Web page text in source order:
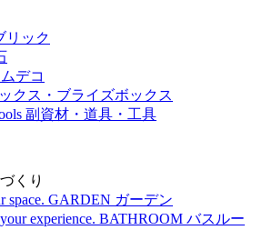
リック
デコ
クス・ブライズボックス
副資材・道具・工具
くり
space. GARDEN ガーデン
experience. BATHROOM バスルー